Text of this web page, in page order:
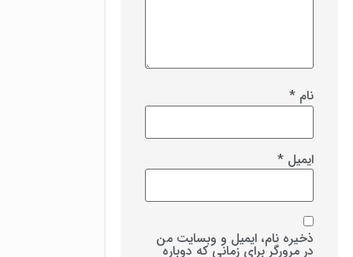
نام *
ایمیل *
ذخیره نام، ایمیل و وبسایت من
در مرورگر برای زمانی که دوباره